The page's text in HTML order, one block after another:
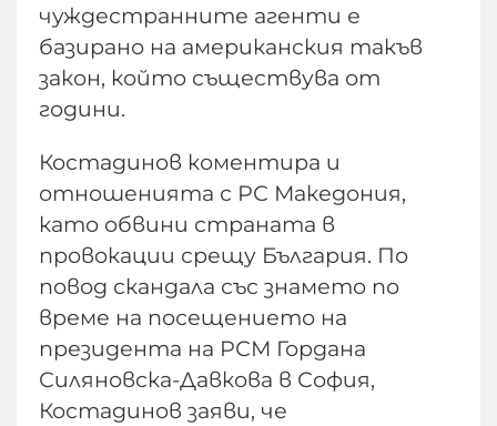
чуждестранните агенти е
базирано на американския такъв
закон, който съществува от
години.
Костадинов коментира и
отношенията с РС Македония,
като обвини страната в
провокации срещу България. По
повод скандала със знамето по
време на посещението на
президента на РСМ Гордана
Силяновска-Давкова в София,
Костадинов заяви, че